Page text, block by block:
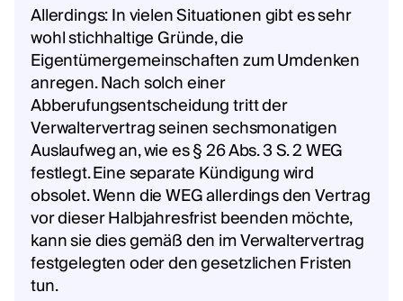
Allerdings: In vielen Situationen gibt es sehr
wohl stichhaltige Gründe, die
Eigentümergemeinschaften zum Umdenken
anregen. Nach solch einer
Abberufungsentscheidung tritt der
Verwaltervertrag seinen sechsmonatigen
Auslaufweg an, wie es § 26 Abs. 3 S. 2 WEG
festlegt. Eine separate Kündigung wird
obsolet. Wenn die WEG allerdings den Vertrag
vor dieser Halbjahresfrist beenden möchte,
kann sie dies gemäß den im Verwaltervertrag
festgelegten oder den gesetzlichen Fristen
tun.